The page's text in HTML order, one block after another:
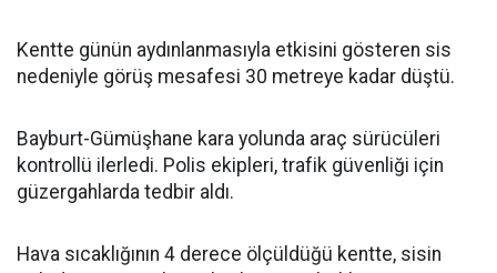
Kentte günün aydınlanmasıyla etkisini gösteren sis
nedeniyle görüş mesafesi 30 metreye kadar düştü.
Bayburt-Gümüşhane kara yolunda araç sürücüleri
kontrollü ilerledi. Polis ekipleri, trafik güvenliği için
güzergahlarda tedbir aldı.
Hava sıcaklığının 4 derece ölçüldüğü kentte, sisin